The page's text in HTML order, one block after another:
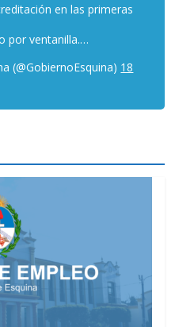
en las primeras
por ventanilla.…
(@GobiernoEsquina) 18